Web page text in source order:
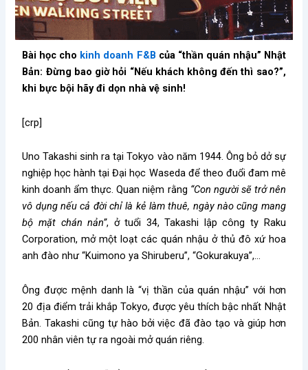
Bài học cho kinh doanh F&B của “thần quán nhậu” Nhật
Bản: Đừng bao giờ hỏi “Nếu khách không đến thì sao?”,
khi bực bội hãy đi dọn nhà vệ sinh!
[crp]
Uno Takashi sinh ra tại Tokyo vào năm 1944. Ông bỏ dở sự
nghiệp học hành tại Đại học Waseda để theo đuổi đam mê
kinh doanh ẩm thực. Quan niệm rằng “Con người sẽ trở nên
vô dụng nếu cả đời chỉ là kẻ làm thuê, ngày nào cũng mang
bộ mặt chán nản”, ở tuổi 34, Takashi lập công ty Raku
Corporation, mở một loạt các quán nhậu ở thủ đô xứ hoa
anh đào như “Kuimono ya Shiruberu”, “Gokurakuya”,…
Ông được mệnh danh là “vị thần của quán nhậu” với hơn
20 địa điểm trải khắp Tokyo, được yêu thích bậc nhất Nhật
Bản. Takashi cũng tự hào bởi việc đã đào tạo và giúp hơn
200 nhân viên tự ra ngoài mở quán riêng.